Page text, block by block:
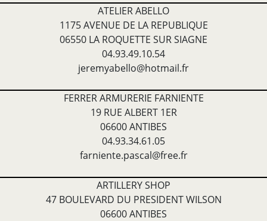
ATELIER ABELLO
1175 AVENUE DE LA REPUBLIQUE
06550 LA ROQUETTE SUR SIAGNE
04.93.49.10.54
jeremyabello@hotmail.fr
FERRER ARMURERIE FARNIENTE
19 RUE ALBERT 1ER
06600 ANTIBES
04.93.34.61.05
farniente.pascal@free.fr
ARTILLERY SHOP
47 BOULEVARD DU PRESIDENT WILSON
06600 ANTIBES